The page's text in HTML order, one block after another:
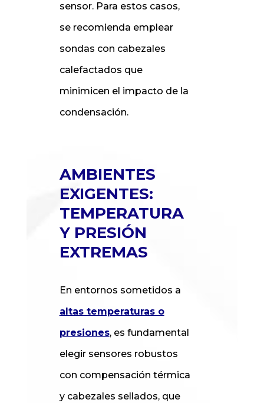
sensor. Para estos casos,
se recomienda emplear
sondas con cabezales
calefactados que
minimicen el impacto de la
condensación.
AMBIENTES
EXIGENTES:
TEMPERATURA
Y PRESIÓN
EXTREMAS
En entornos sometidos a
altas temperaturas o
presiones, es fundamental
elegir sensores robustos
con compensación térmica
y cabezales sellados, que